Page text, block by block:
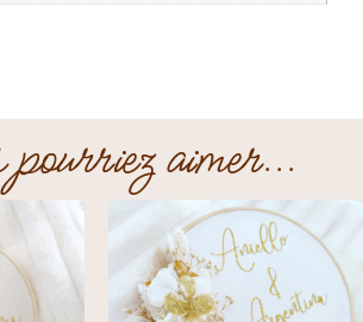
aimer...